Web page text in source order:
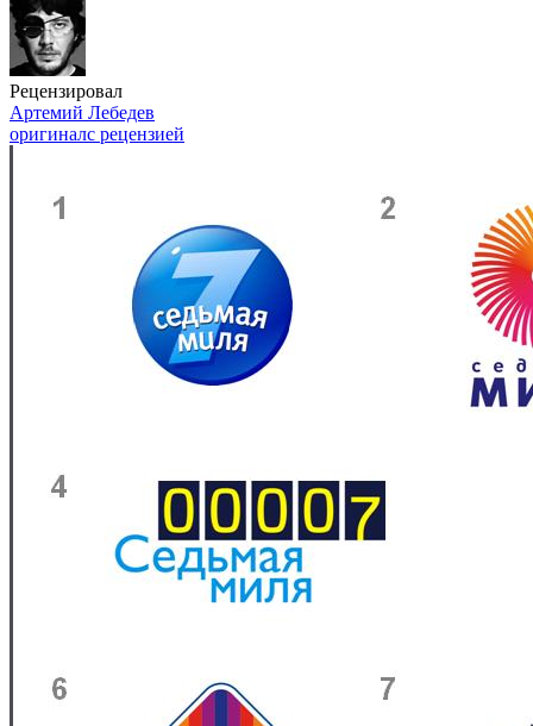
Рецензировал
Артемий Лебедев
оригиналс рецензией